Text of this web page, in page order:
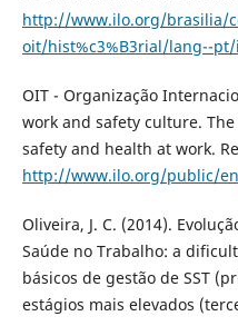
http://www.ilo.org/brasilia/
oit/hist%c3%B3rial/lang--
OIT - Organização
work and safety culture.
safety and health at work.
http://www.ilo.org/public/
Oliveira, J. C. (2014).
Saúde no Trabalho: a
básicos de gestão de SST
estágios mais elevados